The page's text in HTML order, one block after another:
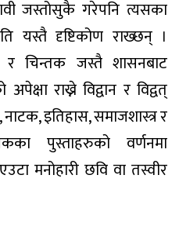
जस्तोसुकै गरेपनि त्यसका
यस्तै दृष्टिकोण राख्छन् ।
र चिन्तक जस्तै शासनबाट
राख्ने विद्वान र विद्वत्
इतिहास, समाजशास्त्र र
पुस्ताहरुको वर्णनमा
मनोहारी छवि वा तस्वीर